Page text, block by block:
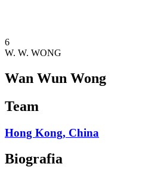
6
W. W. WONG
Wan Wun Wong
Team
Hong Kong, China
Biografia